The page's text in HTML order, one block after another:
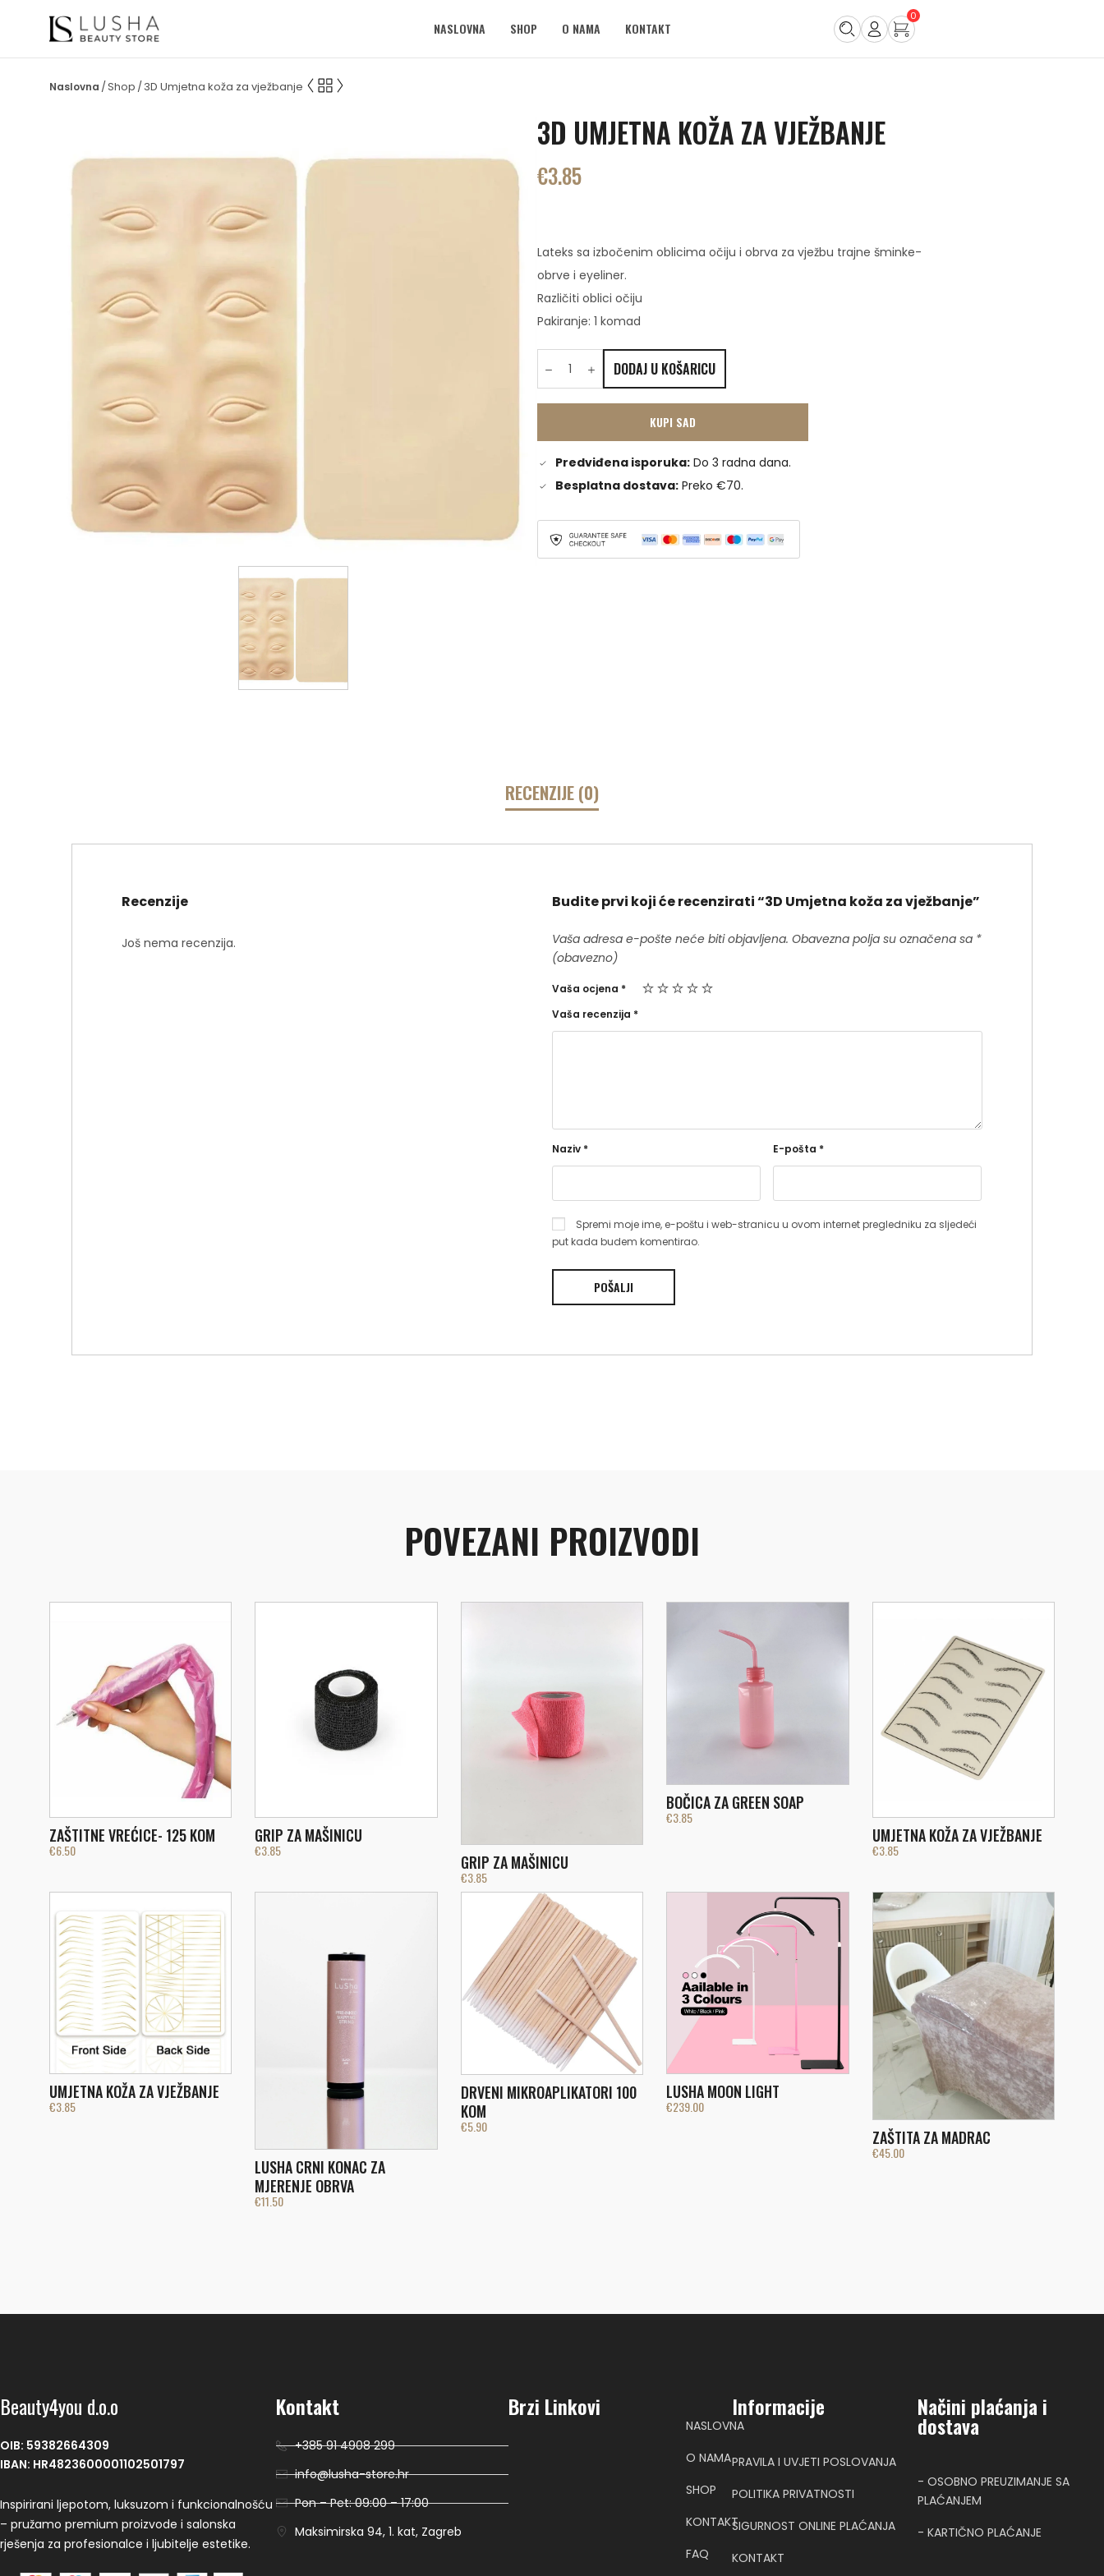
NASLOVNA SHOP O NAMA KONTAKT
0
/Shop / 3D Umjetna koža za vježbanje
3D UMJETNA KOŽA ZA VJEŽBANJE
€3.85
Lateks sa izbočenim oblicima očiju i obrva za vježbu trajne šminke-
obrve i eyeliner.
Različiti oblici očiju
Pakiranje: 1 komad
DODAJ U KOŠARICU
KUPI SAD
Predviđena isporuka: Do 3 radna dana.
Besplatna dostava: Preko €70.
RECENZIJE (0)
Recenzije
Još nema recenzija.
Budite prvi koji će recenzirati “3D Umjetna koža za vježbanje”
Vaša adresa e-pošte neće biti objavljena. Obavezna polja su označena sa *
(obavezno)
Vaša ocjena *
Vaša recenzija *
Naziv * E-pošta *
Spremi moje ime, e-poštu i web-stranicu u ovom internet pregledniku za sljedeći
put kada budem komentirao.
POVEZANI PROIZVODI
ZAŠTITNE VREĆICE- 125 KOM
€6.50
GRIP ZA MAŠINICU
€3.85
GRIP ZA MAŠINICU
€3.85
BOČICA ZA GREEN SOAP
€3.85
UMJETNA KOŽA ZA VJEŽBANJE
€3.85
UMJETNA KOŽA ZA VJEŽBANJE
€3.85
LUSHA CRNI KONAC ZA
MJERENJE OBRVA
€11.50
DRVENI MIKROAPLIKATORI 100
KOM
€5.90
LUSHA MOON LIGHT
€239.00
ZAŠTITA ZA MADRAC
€45.00
Beauty4you d.o.o
OIB: 59382664309
IBAN: HR4823600001102501797
Inspirirani ljepotom, luksuzom i funkcionalnošću
– pružamo premium proizvode i salonska
rješenja za profesionalce i ljubitelje estetike.
Kontakt
+385 91 4908 299
info@lusha-store.hr
Pon – Pet: 09:00 – 17:00
Maksimirska 94, 1. kat, Zagreb
Brzi Linkovi
NASLOVNA
O NAMA
SHOP
KONTAKT
FAQ
Informacije
PRAVILA I UVJETI POSLOVANJA
POLITIKA PRIVATNOSTI
SIGURNOST ONLINE PLAĆANJA
KONTAKT
Načini plaćanja i
dostava
- OSOBNO PREUZIMANJE SA
PLAĆANJEM
- KARTIČNO PLAĆANJE